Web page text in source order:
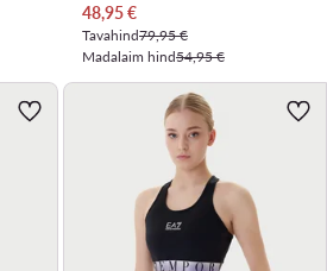
Praegune hind
48,95€
Tavahind79,95 €
Madalaim hind54,95 €